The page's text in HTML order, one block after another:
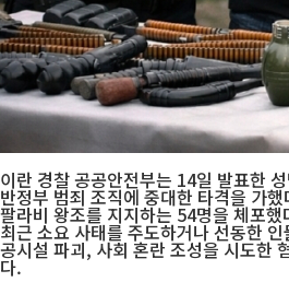
이란 경찰 공공안전부는 14일 발표한
반정부 범죄 조직에 중대한 타격을 가
팔라비 왕조를 지지하는 54명을 체포
최근 소요 사태를 주도하거나 선동한
공시설 파괴, 사회 혼란 조성을 시도한
다.